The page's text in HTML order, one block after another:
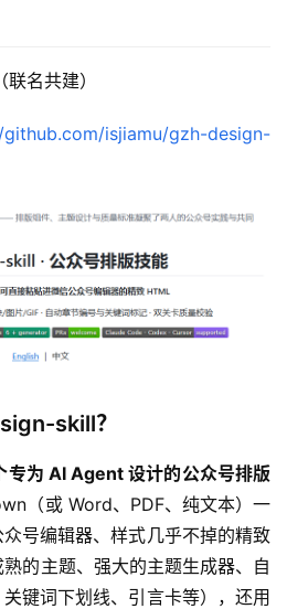
名共建）
isjiamu/gzh-design-
skill？
为 AI Agent 设计的公众号排版
（或 Word、PDF、纯文本）一
号编辑器、样式几乎不掉的精致
的主题、强大的主题生成器、自
键词下划线、引言卡等），还用